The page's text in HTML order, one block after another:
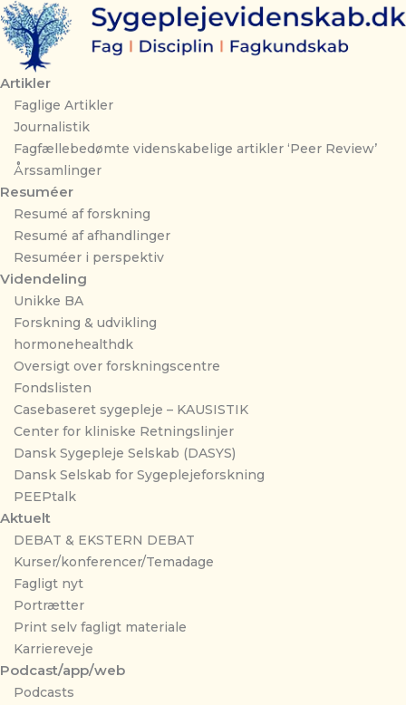
Gå
til
indholdet
Artikler
Faglige Artikler
Journalistik
Fagfællebedømte videnskabelige artikler ‘Peer Review’
Årssamlinger
Resuméer
Resumé af forskning
Resumé af afhandlinger
Resuméer i perspektiv
Videndeling
Unikke BA
Forskning & udvikling
hormonehealthdk
Oversigt over forskningscentre
Fondslisten
Casebaseret sygepleje – KAUSISTIK
Center for kliniske Retningslinjer
Dansk Sygepleje Selskab (DASYS)
Dansk Selskab for Sygeplejeforskning
PEEPtalk
Aktuelt
DEBAT & EKSTERN DEBAT
Kurser/konferencer/Temadage
Fagligt nyt
Portrætter
Print selv fagligt materiale
Karriereveje
Podcast/app/web
Podcasts